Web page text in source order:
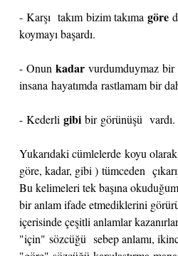
- Karşı takım bizim takıma göre
koymayı başardı.
- Onun kadar vurdumduymaz bir
insana hayatımda rastlamam bir
- Kederli gibi bir görünüşü vardı.
Yukarıdaki cümlelerde koyu
göre, kadar, gibi ) tümceden
Bu kelimeleri tek başına
bir anlam ifade etmediklerini
içerisinde çeşitli anlamlar
"için" sözcüğü sebep anlamı,